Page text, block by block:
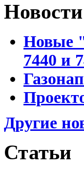
Новости
Новые
7440 и
Другие
Статьи